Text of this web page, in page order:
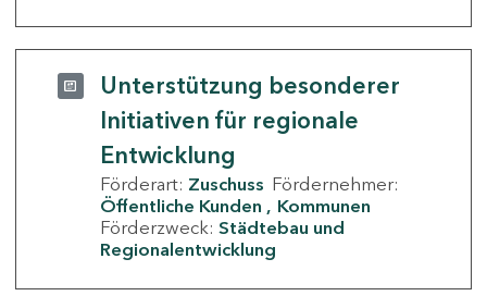
Unterstützung besonderer
Initiativen für regionale
Entwicklung
Förderart: Zuschuss Fördernehmer:
Öffentliche Kunden
Kommunen
Förderzweck: Städtebau und
Regionalentwicklung